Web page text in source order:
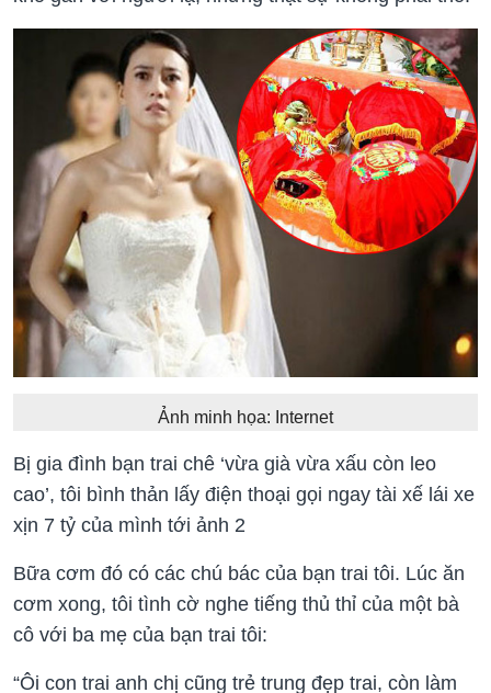
Ảnh minh họa: Internet
Bị gia đình bạn trai chê ‘vừa già vừa xấu còn leo
cao’, tôi bình thản lấy điện thoại gọi ngay tài xế lái xe
xịn 7 tỷ của mình tới ảnh 2
Bữa cơm đó có các chú bác của bạn trai tôi. Lúc ăn
cơm xong, tôi tình cờ nghe tiếng thủ thỉ của một bà
cô với ba mẹ của bạn trai tôi:
“Ôi con trai anh chị cũng trẻ trung đẹp trai, còn làm